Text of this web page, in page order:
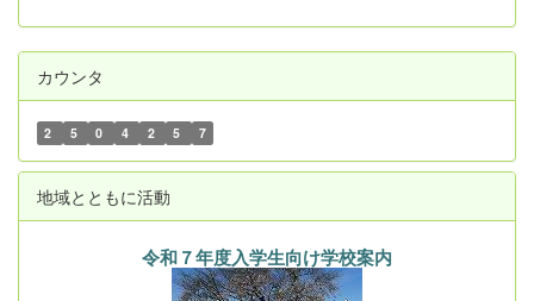
カウンタ
2 5 0 4 2 5 7
地域とともに活動
令和７年度入学生向け学校案内